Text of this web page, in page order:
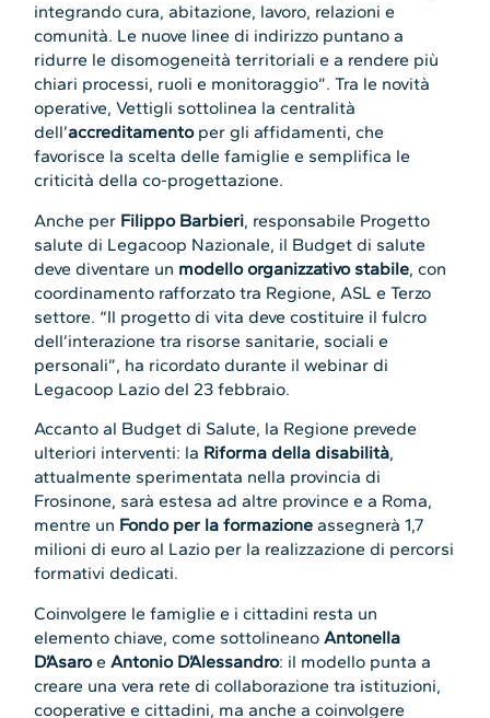
integrando cura, abitazione, lavoro, relazioni e
comunità. Le nuove linee di indirizzo puntano a
ridurre le disomogeneità territoriali e a rendere più
chiari processi, ruoli e monitoraggio”. Tra le novità
operative, Vettigli sottolinea la centralità
dell’accreditamentoper gli affidamenti, che
favorisce la scelta delle famiglie e semplifica le
criticità della co-progettazione.
Anche per Filippo Barbieri, responsabile Progetto
salute di Legacoop Nazionale, il Budget di salute
deve diventare un modello organizzativo stabile, con
coordinamento rafforzato tra Regione, ASL e Terzo
settore. “Il progetto di vita deve costituire il fulcro
dell’interazione tra risorse sanitarie, sociali e
personali”, ha ricordato durante il webinar di
Legacoop Lazio del 23 febbraio.
Accanto al Budget di Salute, la Regione prevede
ulteriori interventi: la Riforma della disabilità,
attualmente sperimentata nella provincia di
Frosinone, sarà estesa ad altre province e a Roma,
mentre un Fondo per la formazione assegnerà 1,7
milioni di euro al Lazio per la realizzazione di percorsi
formativi dedicati.
Coinvolgere le famiglie e i cittadini resta un
elemento chiave, come sottolineanoAntonella
D’AsaroeAntonio D’Alessandro: il modello punta a
creare una vera rete di collaborazione tra istituzioni,
cooperative e cittadini, ma anche a coinvolgere